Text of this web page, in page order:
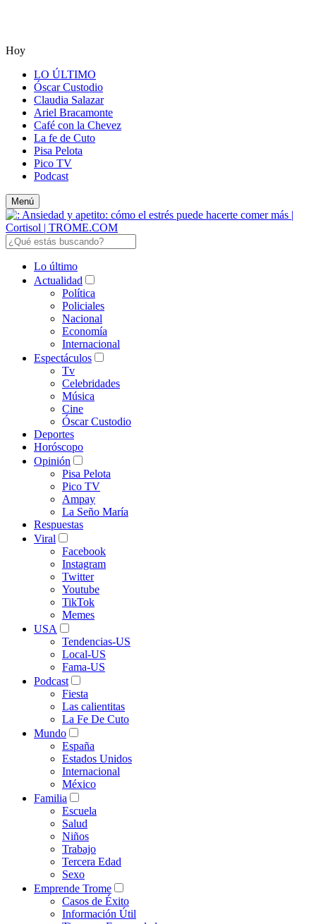
Hoy
LO ÚLTIMO
Óscar Custodio
Claudia Salazar
Ariel Bracamonte
Café con la Chevez
La fe de Cuto
Pisa Pelota
Pico TV
Podcast
Menú
Lo último
Actualidad
Política
Policiales
Nacional
Economía
Internacional
Espectáculos
Tv
Celebridades
Música
Cine
Óscar Custodio
Deportes
Horóscopo
Opinión
Pisa Pelota
Pico TV
Ampay
La Seño María
Respuestas
Viral
Facebook
Instagram
Twitter
Youtube
TikTok
Memes
USA
Tendencias-US
Local-US
Fama-US
Podcast
Fiesta
Las calientitas
La Fe De Cuto
Mundo
España
Estados Unidos
Internacional
México
Familia
Escuela
Salud
Niños
Trabajo
Tercera Edad
Sexo
Emprende Trome
Casos de Éxito
Información Útil